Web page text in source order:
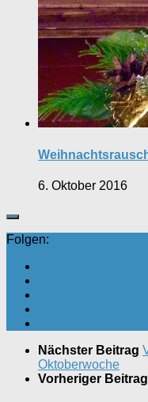
6. Oktober 2016
Folgen:
Nächster Beitrag
Oktoberwoche
Vorheriger Beitrag